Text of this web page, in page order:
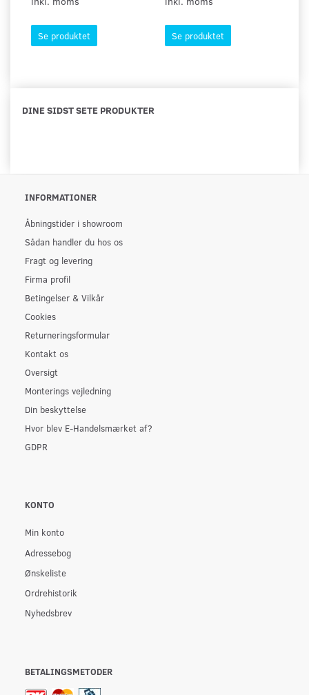
Se produktet Se produktet
DINE SIDST SETE PRODUKTER
INFORMATIONER
Åbningstider i showroom
Sådan handler du hos os
Fragt og levering
Firma profil
Betingelser & Vilkår
Cookies
Returneringsformular
Kontakt os
Oversigt
Monterings vejledning
Din beskyttelse
Hvor blev E-Handelsmærket af?
GDPR
KONTO
Min konto
Adressebog
Ønskeliste
Ordrehistorik
Nyhedsbrev
BETALINGSMETODER